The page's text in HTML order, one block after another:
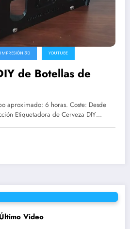
IMPRESIÓN 3D YOUTUBE
de Botellas de
aproximado: 6 horas. Coste: Desde
Etiquetadora de Cerveza DIY…
Último Video